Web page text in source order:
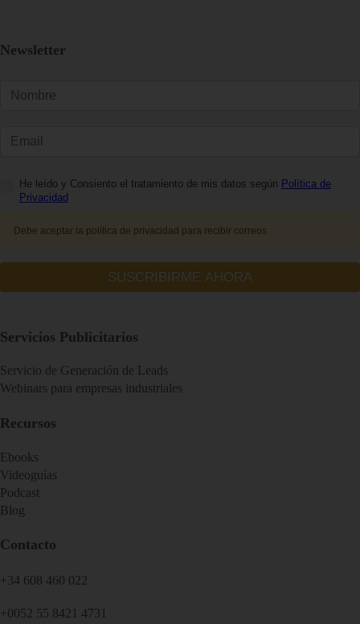
Newsletter
Servicios Publicitarios
Servicio de Generación de Leads
Webinars para empresas industriales
Recursos
Ebooks
Videoguías
Podcast
Blog
Contacto
+34 608 460 022
+0052 55 8421 4731